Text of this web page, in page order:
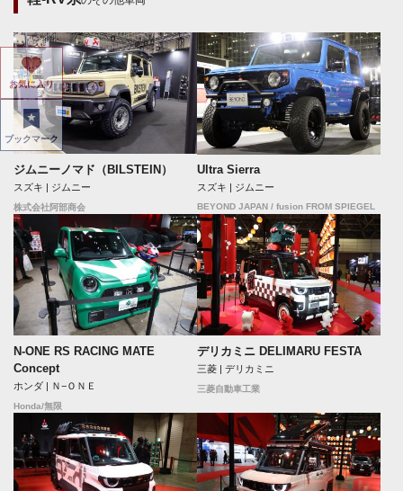
ジムニーノマド（BILSTEIN）
スズキ | ジムニー
株式会社阿部商会
Ultra Sierra
スズキ | ジムニー
BEYOND JAPAN / fusion FROM SPIEGEL
N-ONE RS RACING MATE
Concept
ホンダ | Ｎ−ＯＮＥ
Honda/無限
デリカミニ DELIMARU FESTA
三菱 | デリカミニ
三菱自動車工業
お気に入り
ブックマーク